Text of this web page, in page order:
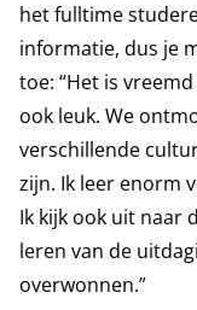
het fulltime
informatie, dus je
toe: “Het is
ook leuk. We
verschillende
zijn. Ik leer enorm
Ik kijk ook uit naar
leren van de
overwonnen.”